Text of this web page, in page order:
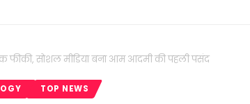
फीकी, सोशल मीडिया बना आम आदमी की पहली पसंद
TOP NEWS